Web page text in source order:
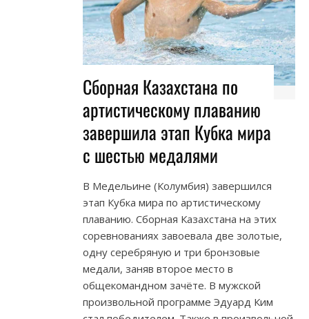
Сборная Казахстана по
артистическому плаванию
завершила этап Кубка мира
с шестью медалями
В Медельине (Колумбия) завершился
этап Кубка мира по артистическому
плаванию. Сборная Казахстана на этих
соревнованиях завоевала две золотые,
одну серебряную и три бронзовые
медали, заняв второе место в
общекомандном зачёте. В мужской
произвольной программе Эдуард Ким